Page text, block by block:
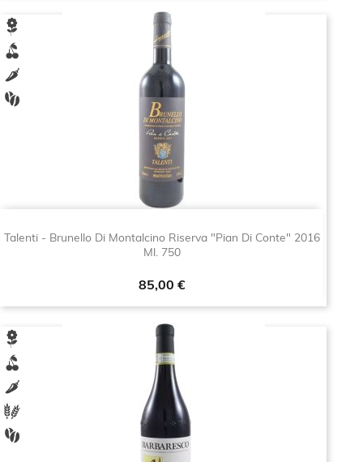
Talenti - Brunello Di Montalcino Riserva "Pian Di Conte" 2016
Ml. 750
Prezzo
85,00 €